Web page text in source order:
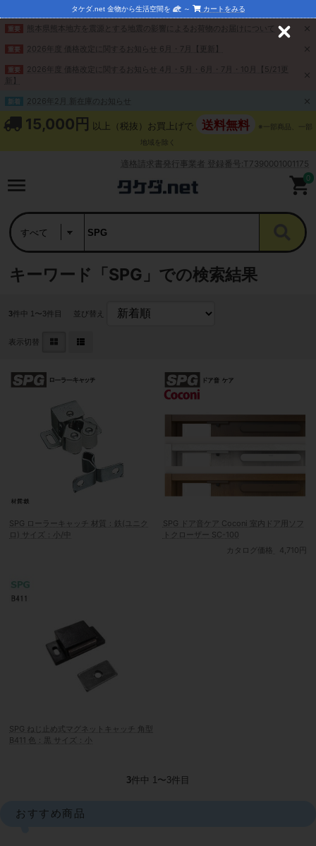
重要 熊本県熊本地方を震源とする地震の影響によるお荷物のお届けについて
重要 2026年度 価格改定に関するお知らせ 6月・7月【更新】
重要
2026年度 価格改定に関するお知らせ 4月・5月・6月・7月・10月【5/21更
新】
新着 2026年2月 新在庫のお知らせ
タケダ.net 金物から生活空間を ～ カートをみる
15,000円 以上（税抜）お買上げで 送料無料
※一部商品、一部
地域を除く
適格請求書発行事業者 登録番号:T7390001001175
0
キーワード「SPG」での検索結果
3件中 1〜3件目 並び替え
表示切替
SPG ローラーキャッチ 材質：鉄(ユニク
ロ) サイズ：小/中
SPG ドア音ケア Coconi 室内ドア用ソフ
トクローザー SC-100
カタログ価格
4,710円
SPG ねじ止め式マグネットキャッチ 角型
B411 色：黒 サイズ：小
3件中 1〜3件目
おすすめ商品
C
s